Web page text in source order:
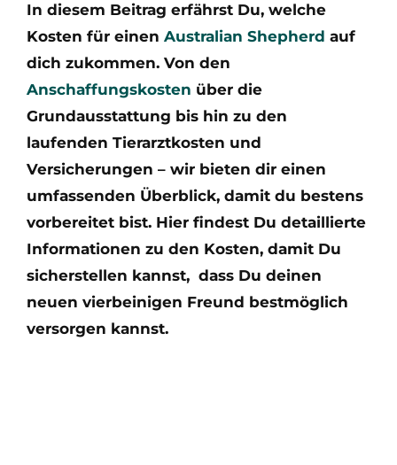
In diesem Beitrag erfährst Du, welche
Kosten für einen Australian Shepherd auf
dich zukommen. Von den
Anschaffungskosten über die
Grundausstattung bis hin zu den
laufenden Tierarztkosten und
Versicherungen – wir bieten dir einen
umfassenden Überblick, damit du bestens
vorbereitet bist. Hier findest Du detaillierte
Informationen zu den Kosten, damit Du
sicherstellen kannst, dass Du deinen
neuen vierbeinigen Freund bestmöglich
versorgen kannst.